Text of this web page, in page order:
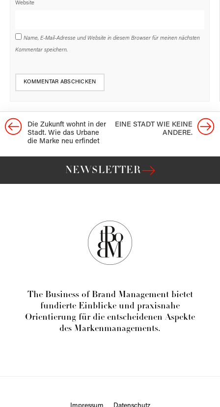
Website
Name, E-Mail-Adresse und Website in diesem Browser für meinen nächsten
Kommentar speichern.
Die Zukunft wohnt in der
Stadt. Wie das Urbane
die Marke neu erfindet
EINE STADT WIE KEINE
ANDERE.
NEWSLETTER
The Business of Brand Management bietet
fundierte Einblicke und praxisnahe
Orientierung für die entscheidenen Aspekte
des Markenmanagements.